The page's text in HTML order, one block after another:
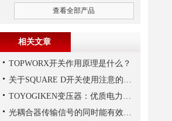
查看全部产品
相关文章
TOPWORX开关作用原理是什么？
关于SQUARE D开关使用注意的介绍
TOYOGIKEN变压器：优质电力转换与可靠性的解决方案“
光耦合器传输信号的同时能有效抑制尖脉冲机各种杂讯干扰